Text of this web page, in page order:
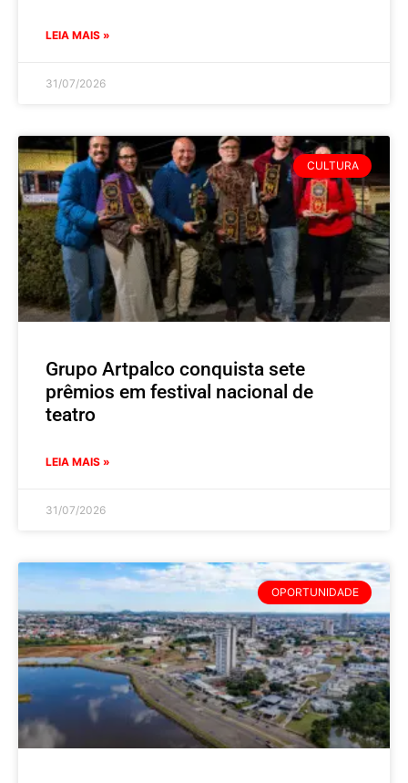
LEIA MAIS »
31/07/2026
CULTURA
Grupo Artpalco conquista sete
prêmios em festival nacional de
teatro
LEIA MAIS »
31/07/2026
OPORTUNIDADE